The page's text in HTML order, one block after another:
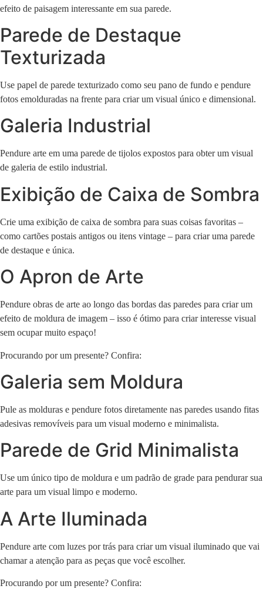
efeito de paisagem interessante em sua parede.
Parede de Destaque
Texturizada
Use papel de parede texturizado como seu pano de fundo e pendure
fotos emolduradas na frente para criar um visual único e dimensional.
Galeria Industrial
Pendure arte em uma parede de tijolos expostos para obter um visual
de galeria de estilo industrial.
Exibição de Caixa de Sombra
Crie uma exibição de caixa de sombra para suas coisas favoritas –
como cartões postais antigos ou itens vintage – para criar uma parede
de destaque e única.
O Apron de Arte
Pendure obras de arte ao longo das bordas das paredes para criar um
efeito de moldura de imagem – isso é ótimo para criar interesse visual
sem ocupar muito espaço!
Procurando por um presente? Confira:
Galeria sem Moldura
Pule as molduras e pendure fotos diretamente nas paredes usando fitas
adesivas removíveis para um visual moderno e minimalista.
Parede de Grid Minimalista
Use um único tipo de moldura e um padrão de grade para pendurar sua
arte para um visual limpo e moderno.
A Arte Iluminada
Pendure arte com luzes por trás para criar um visual iluminado que vai
chamar a atenção para as peças que você escolher.
Procurando por um presente? Confira: